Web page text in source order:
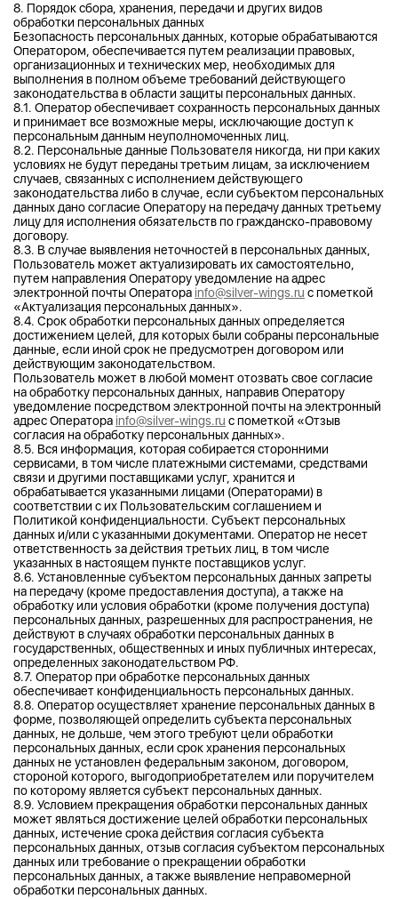
8. Порядок сбора, хранения, передачи и других видов
обработки персональных данных
Безопасность персональных данных, которые обрабатываются
Оператором, обеспечивается путем реализации правовых,
организационных и технических мер, необходимых для
выполнения в полном объеме требований действующего
законодательства в области защиты персональных данных.
8.1. Оператор обеспечивает сохранность персональных данных
и принимает все возможные меры, исключающие доступ к
персональным данным неуполномоченных лиц.
8.2. Персональные данные Пользователя никогда, ни при каких
условиях не будут переданы третьим лицам, за исключением
случаев, связанных с исполнением действующего
законодательства либо в случае, если субъектом персональных
данных дано согласие Оператору на передачу данных третьему
лицу для исполнения обязательств по гражданско-правовому
договору.
8.3. В случае выявления неточностей в персональных данных,
Пользователь может актуализировать их самостоятельно,
путем направления Оператору уведомление на адрес
электронной почты Оператора info@silver-wings.ru с пометкой
«Актуализация персональных данных».
8.4. Срок обработки персональных данных определяется
достижением целей, для которых были собраны персональные
данные, если иной срок не предусмотрен договором или
действующим законодательством.
Пользователь может в любой момент отозвать свое согласие
на обработку персональных данных, направив Оператору
уведомление посредством электронной почты на электронный
адрес Оператора info@silver-wings.ru с пометкой «Отзыв
согласия на обработку персональных данных».
8.5. Вся информация, которая собирается сторонними
сервисами, в том числе платежными системами, средствами
связи и другими поставщиками услуг, хранится и
обрабатывается указанными лицами (Операторами) в
соответствии с их Пользовательским соглашением и
Политикой конфиденциальности. Субъект персональных
данных и/или с указанными документами. Оператор не несет
ответственность за действия третьих лиц, в том числе
указанных в настоящем пункте поставщиков услуг.
8.6. Установленные субъектом персональных данных запреты
на передачу (кроме предоставления доступа), а также на
обработку или условия обработки (кроме получения доступа)
персональных данных, разрешенных для распространения, не
действуют в случаях обработки персональных данных в
государственных, общественных и иных публичных интересах,
определенных законодательством РФ.
8.7. Оператор при обработке персональных данных
обеспечивает конфиденциальность персональных данных.
8.8. Оператор осуществляет хранение персональных данных в
форме, позволяющей определить субъекта персональных
данных, не дольше, чем этого требуют цели обработки
персональных данных, если срок хранения персональных
данных не установлен федеральным законом, договором,
стороной которого, выгодоприобретателем или поручителем
по которому является субъект персональных данных.
8.9. Условием прекращения обработки персональных данных
может являться достижение целей обработки персональных
данных, истечение срока действия согласия субъекта
персональных данных, отзыв согласия субъектом персональных
данных или требование о прекращении обработки
персональных данных, а также выявление неправомерной
обработки персональных данных.